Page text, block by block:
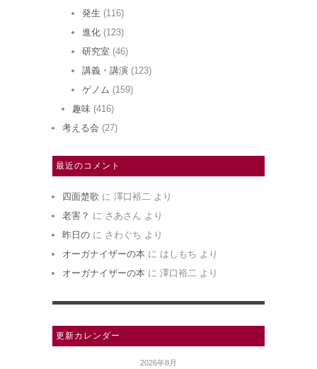
発生 (116)
進化 (123)
研究室 (46)
講義・講演 (123)
ゲノム (159)
趣味 (416)
考える会 (27)
最近のコメント
四面楚歌 に 澤口裕二 より
老害？ に さあさん より
昨日の に さわぐち より
オーガナイザーの本 に はしもち より
オーガナイザーの本 に 澤口裕二 より
更新カレンダー
2026年8月